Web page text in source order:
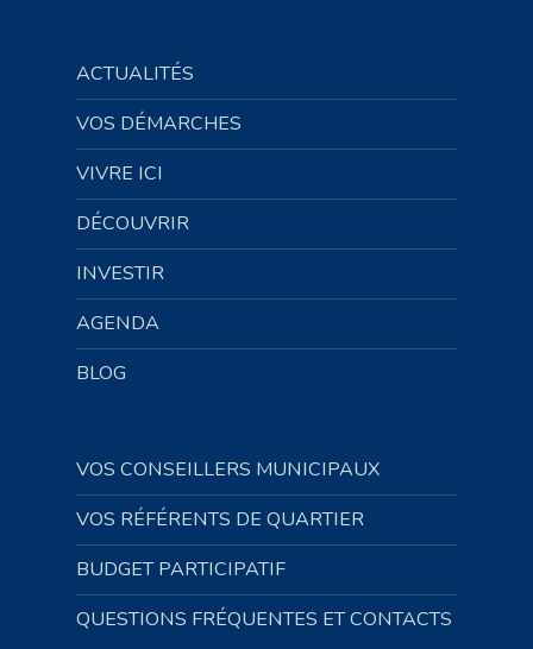
ACTUALITÉS
VOS DÉMARCHES
VIVRE ICI
DÉCOUVRIR
INVESTIR
AGENDA
BLOG
VOS CONSEILLERS MUNICIPAUX
VOS RÉFÉRENTS DE QUARTIER
BUDGET PARTICIPATIF
QUESTIONS FRÉQUENTES ET CONTACTS